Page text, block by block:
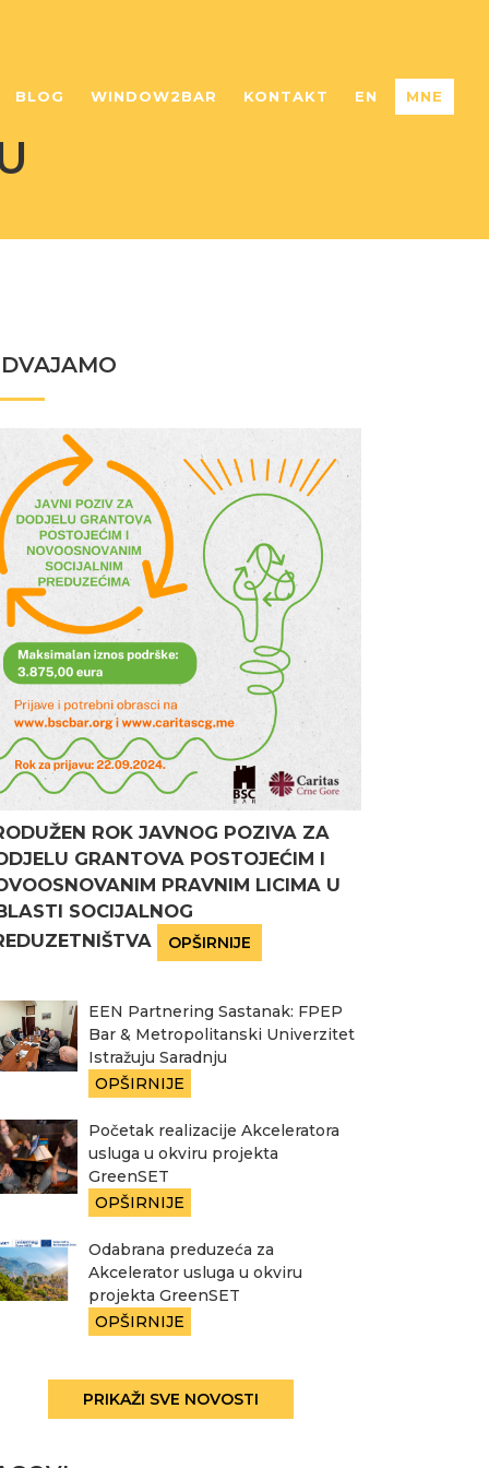
BLOG WINDOW2BAR KONTAKT EN MNE
ROK JAVNOG POZIVA ZA
GRANTOVA POSTOJEĆIM I
PRAVNIM LICIMA U
SOCIJALNOG
OPŠIRNIJE
EEN Partnering Sastanak: FPEP
Bar & Metropolitanski Univerzitet
Istražuju Saradnju
OPŠIRNIJE
Početak realizacije Akceleratora
usluga u okviru projekta
GreenSET
OPŠIRNIJE
Odabrana preduzeća za
Akcelerator usluga u okviru
projekta GreenSET
OPŠIRNIJE
PRIKAŽI SVE NOVOSTI